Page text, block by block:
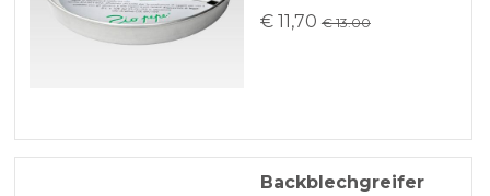
€ 11,70 € 13.00
Backblechgreifer